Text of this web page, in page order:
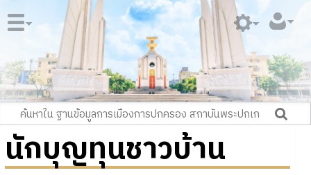
นักบุญทุนชาวบ้าน